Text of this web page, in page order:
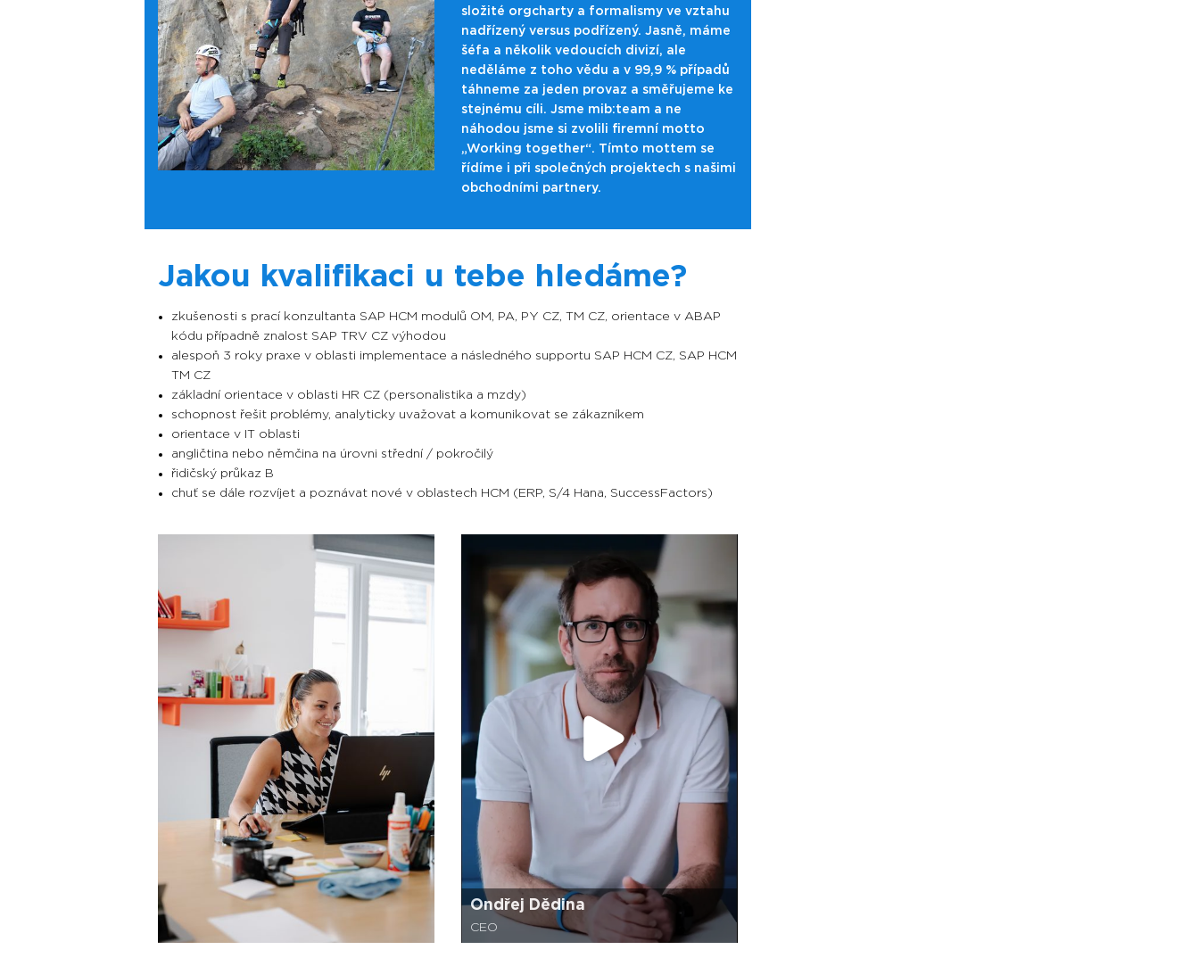
složité orgcharty a formalismy ve vztahu
nadřízený versus podřízený. Jasně, máme
šéfa a několik vedoucích divizí, ale
neděláme z toho vědu a v 99,9 % případů
táhneme za jeden provaz a směřujeme ke
stejnému cíli. Jsme mib:team a ne
náhodou jsme si zvolili firemní motto
„Working together“. Tímto mottem se
řídíme i při společných projektech s našimi
obchodními partnery.
Jakou kvalifikaci u tebe hledáme?
zkušenosti s prací konzultanta SAP HCM modulů OM, PA, PY CZ, TM CZ, orientace v ABAP
kódu případně znalost SAP TRV CZ výhodou
alespoň 3 roky praxe v oblasti implementace a následného supportu SAP HCM CZ, SAP HCM
TM CZ
základní orientace v oblasti HR CZ (personalistika a mzdy)
schopnost řešit problémy, analyticky uvažovat a komunikovat se zákazníkem
orientace v IT oblasti
angličtina nebo němčina na úrovni střední / pokročilý
řidičský průkaz B
chuť se dále rozvíjet a poznávat nové v oblastech HCM (ERP, S/4 Hana, SuccessFactors)
Ondřej Dědina
CEO